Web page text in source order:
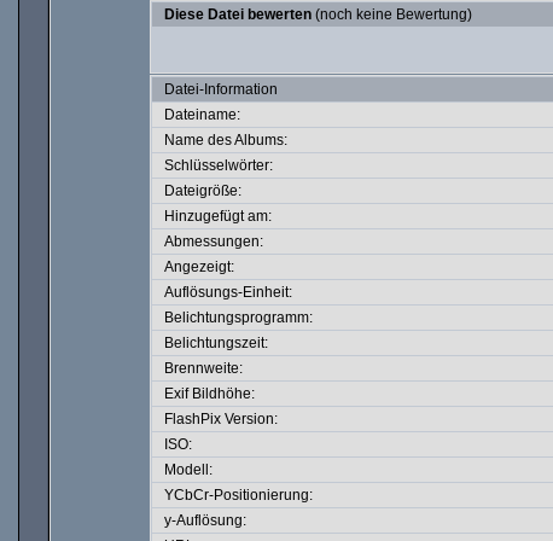
Diese Datei bewerten (noch keine Bewertung)
Datei-Information
Dateiname:
Name des Albums:
Schlüsselwörter:
Dateigröße:
Hinzugefügt am:
Abmessungen:
Angezeigt:
Auflösungs-Einheit:
Belichtungsprogramm:
Belichtungszeit:
Brennweite:
Exif Bildhöhe:
FlashPix Version:
ISO:
Modell:
YCbCr-Positionierung:
y-Auflösung: